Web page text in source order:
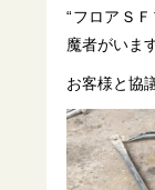
“フロアＳ
魔者がいます
お客様と協